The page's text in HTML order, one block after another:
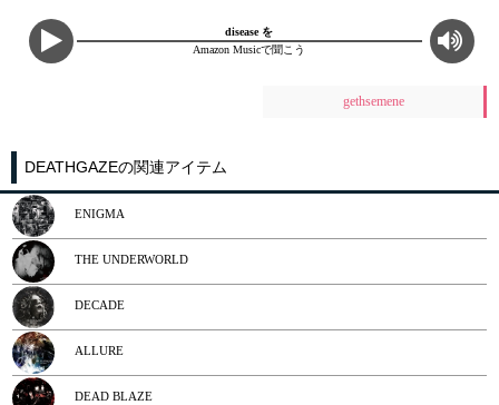
disease を
Amazon Musicで聞こう
gethsemene
DEATHGAZEの関連アイテム
ENIGMA
THE UNDERWORLD
DECADE
ALLURE
DEAD BLAZE